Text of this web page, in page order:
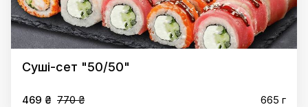
Суші-сет "50/50"
469 ₴ 770 ₴ 665 г